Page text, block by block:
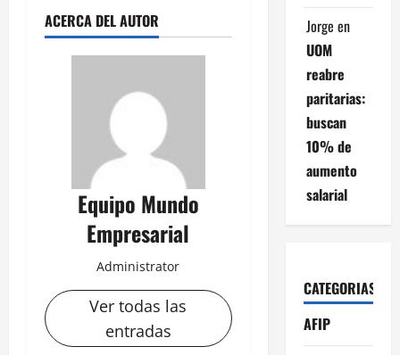
ACERCA DEL AUTOR
Equipo Mundo
Empresarial
Administrator
Ver todas las
entradas
Jorge en
UOM
reabre
paritarias:
buscan
10% de
aumento
salarial
CATEGORIAS
AFIP